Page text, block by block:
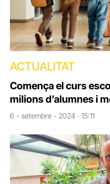
ACTUALITAT
Comença el curs
milions d’alumnes i
6 - setembre - 2024 · 15:11